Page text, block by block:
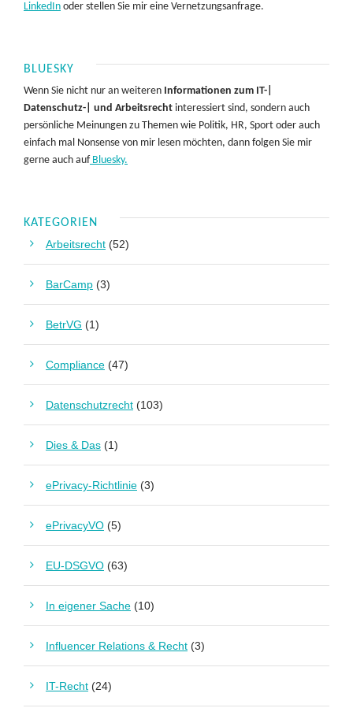
LinkedIn oder stellen Sie mir eine Vernetzungsanfrage.
BLUESKY
Wenn Sie nicht nur an weiteren Informationen zum IT-|
Datenschutz-| und Arbeitsrecht interessiert sind, sondern auch
persönliche Meinungen zu Themen wie Politik, HR, Sport oder auch
einfach mal Nonsense von mir lesen möchten, dann folgen Sie mir
gerne auch aufBluesky.
KATEGORIEN
Arbeitsrecht (52)
BarCamp (3)
BetrVG (1)
Compliance (47)
Datenschutzrecht (103)
Dies & Das (1)
ePrivacy-Richtlinie (3)
ePrivacyVO (5)
EU-DSGVO (63)
In eigener Sache (10)
Influencer Relations & Recht (3)
IT-Recht (24)